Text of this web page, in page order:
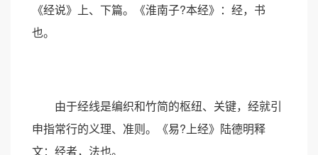
《经说》上、下篇。《淮南子?本经》：经，书
也。
由于经线是编织和竹简的枢纽、关键，经就引
申指常行的义理、准则。《易?上经》陆德明释
文：经者，法也。